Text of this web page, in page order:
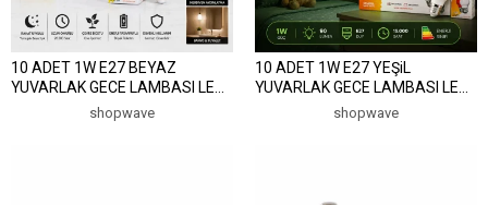
10 ADET 1W E27 BEYAZ
YUVARLAK GECE LAMBASI LED
AMPUL (5047)shopwave
10 ADET 1W E27 YEŞiL
YUVARLAK GECE LAMBASI LED
AMPUL EAMP-075 (5047)
shopwave